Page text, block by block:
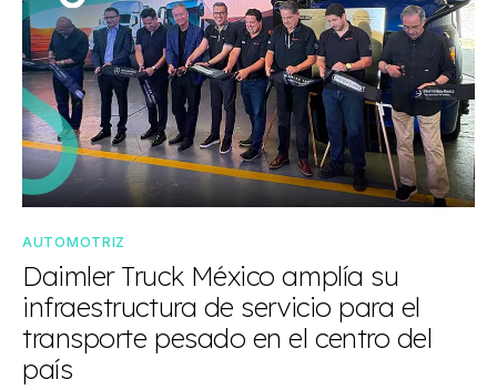
AUTOMOTRIZ
Daimler Truck México amplía su
infraestructura de servicio para el
transporte pesado en el centro del
país